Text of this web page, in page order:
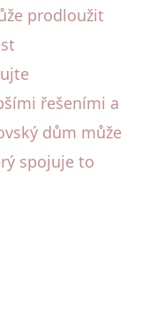
prodloužit
řešeními a
dům může
spojuje to